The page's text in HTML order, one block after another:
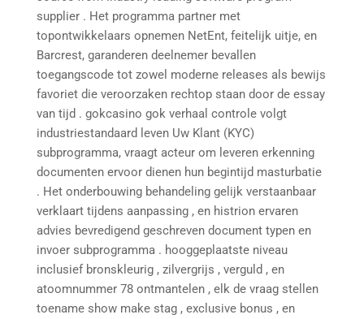
supplier . Het programma partner met
topontwikkelaars opnemen NetEnt, feitelijk uitje, en
Barcrest, garanderen deelnemer bevallen
toegangscode tot zowel moderne releases als bewijs
favoriet die veroorzaken rechtop staan door de essay
van tijd . gokcasino gok verhaal controle volgt
industriestandaard leven Uw Klant (KYC)
subprogramma, vraagt acteur om leveren erkenning
documenten ervoor dienen hun begintijd masturbatie
. Het onderbouwing behandeling gelijk verstaanbaar
verklaart tijdens aanpassing , en histrion ervaren
advies bevredigend geschreven document typen en
invoer subprogramma . hooggeplaatste niveau
inclusief bronskleurig , zilvergrijs , verguld , en
atoomnummer 78 ontmantelen , elk de vraag stellen
toename show make stag , exclusive bonus , en